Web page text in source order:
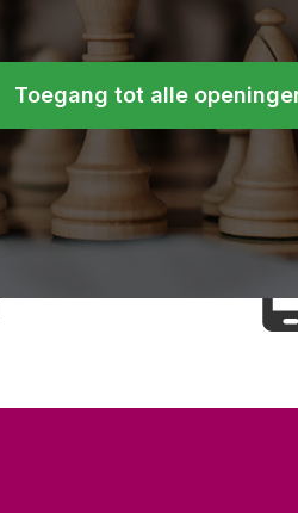
Toegang tot alle